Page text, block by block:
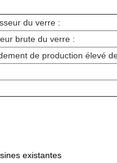
du verre :
brute du verre :
de production élevé
existantes